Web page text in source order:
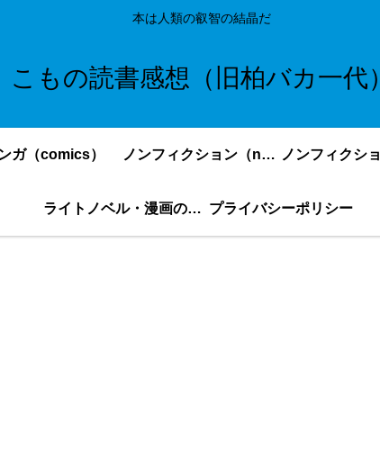
本は人類の叡智の結晶だ
こもの読書感想（旧柏バカ一代）
ガ（comics） ノンフィクション（nonfiction）更新順
ライトノベル・漫画の感想・ネタバレまとめ｜こもの読書感想 プライバシーポリシー